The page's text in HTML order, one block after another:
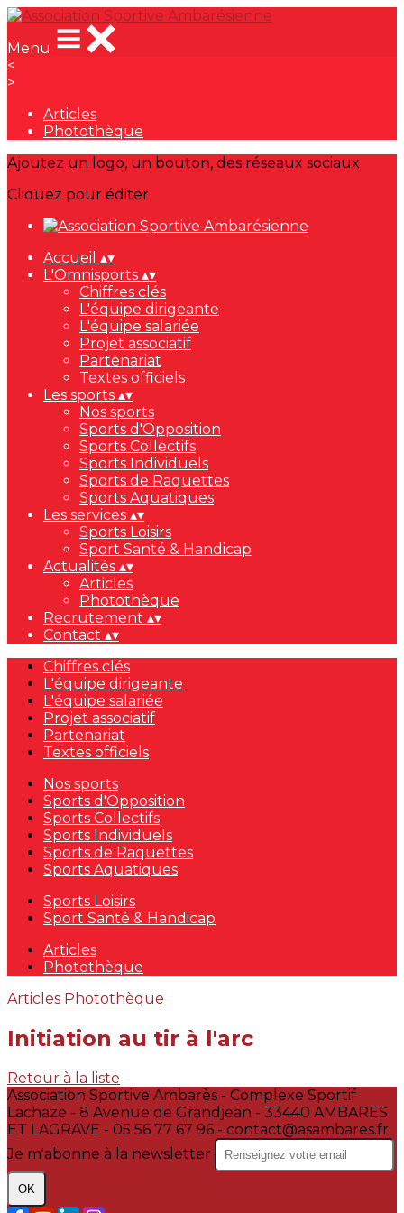
Menu
<
>
Articles
Photothèque
Ajoutez un logo, un bouton, des réseaux sociaux
Cliquez pour éditer
Accueil ▴▾
L'Omnisports ▴▾
Chiffres clés
L'équipe dirigeante
L'équipe salariée
Projet associatif
Partenariat
Textes officiels
Les sports ▴▾
Nos sports
Sports d'Opposition
Sports Collectifs
Sports Individuels
Sports de Raquettes
Sports Aquatiques
Les services ▴▾
Sports Loisirs
Sport Santé & Handicap
Actualités ▴▾
Articles
Photothèque
Recrutement ▴▾
Contact ▴▾
Chiffres clés
L'équipe dirigeante
L'équipe salariée
Projet associatif
Partenariat
Textes officiels
Nos sports
Sports d'Opposition
Sports Collectifs
Sports Individuels
Sports de Raquettes
Sports Aquatiques
Sports Loisirs
Sport Santé & Handicap
Articles
Photothèque
Articles Photothèque
Initiation au tir à l'arc
Retour à la liste
Association Sportive Ambarès - Complexe Sportif
Lachaze - 8 Avenue de Grandjean - 33440 AMBARES
ET LAGRAVE - 05 56 77 67 96 - contact@asambares.fr
Je m'abonne à la newsletter
OK